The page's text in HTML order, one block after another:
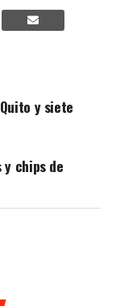
y siete
chips de